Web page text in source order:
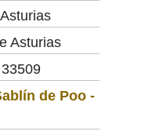
Asturias
33509
de Poo -